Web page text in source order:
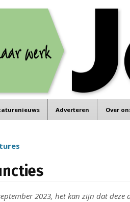
Adverteren Over
2023, het kan zijn dat deze